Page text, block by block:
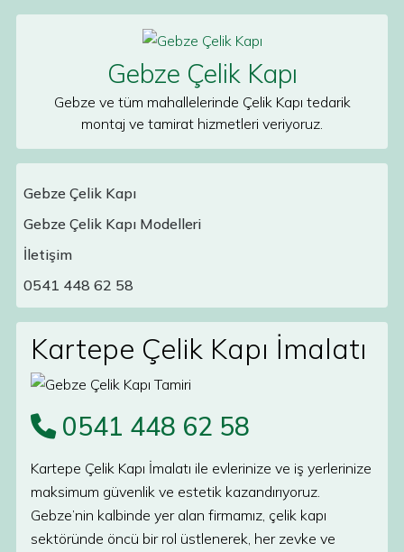
Gebze Çelik Kapı
Gebze ve tüm mahallelerinde Çelik Kapı tedarik
montaj ve tamirat hizmetleri veriyoruz.
Main Navigation
Gebze Çelik Kapı
Gebze Çelik Kapı Modelleri
İletişim
0541 448 62 58
Kartepe Çelik Kapı İmalatı
0541 448 62 58
Kartepe Çelik Kapı İmalatı ile evlerinize ve iş yerlerinize
maksimum güvenlik ve estetik kazandırıyoruz.
Gebze’nin kalbinde yer alan firmamız, çelik kapı
sektöründe öncü bir rol üstlenerek, her zevke ve